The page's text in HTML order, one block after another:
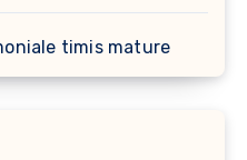
timis mature